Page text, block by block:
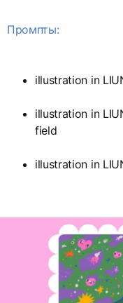
Промпты:
illustration in
illustration in
field
illustration in